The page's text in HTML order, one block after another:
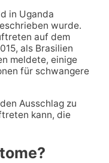
in Uganda
wurde.
auf dem
als Brasilien
meldete, einige
für schwangere
Ausschlag zu
kann, die